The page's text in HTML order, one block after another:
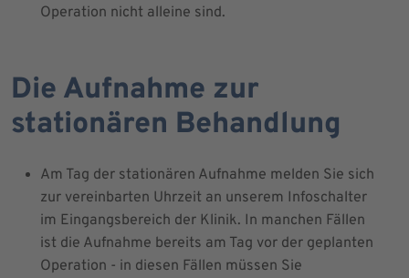
Operation nicht alleine sind.
Die Aufnahme zur
stationären Behandlung
Am Tag der stationären Aufnahme melden Sie sich
zur vereinbarten Uhrzeit an unserem Infoschalter
im Eingangsbereich der Klinik. In manchen Fällen
ist die Aufnahme bereits am Tag vor der geplanten
Operation - in diesen Fällen müssen Sie